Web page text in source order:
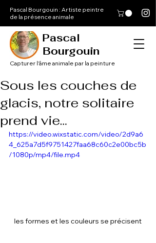
Pascal
Bourgouin
Capturer l'âme animale par la peinture
Pascal Bourgouin : Artiste peintre
de la présence animale
Sous les couches de
glacis, notre solitaire
prend vie...
https://video.wixstatic.com/video/2d9a6
4_625a7d5f9751427faa68c60c2e00bc5b
/1080p/mp4/file.mp4
les formes et les couleurs se précisent